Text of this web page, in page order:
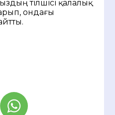
тілшісі қалалық
ондағы